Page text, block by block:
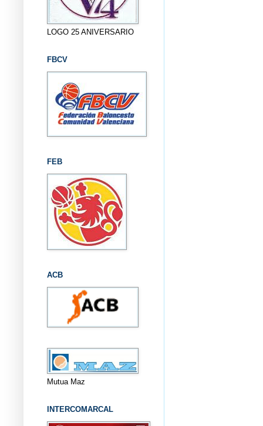
LOGO 25 ANIVERSARIO
FBCV
FEB
ACB
Mutua Maz
INTERCOMARCAL